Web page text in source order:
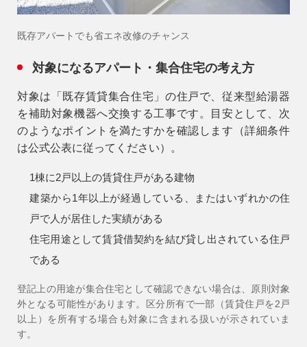
既存アパートでも省エネ改修のチャンス
対象になるアパート・集合住宅の考え方
対象は「既存賃貸集合住宅」の住戸で、従来型給湯器
を補助対象機器へ交換する工事です。目安として、次
のようなポイントを満たすかを確認します（詳細条件
は公式公表に従ってください）。
1棟に2戸以上の賃貸住戸がある建物
建築から1年以上が経過している、またはいずれかの住
戸で人が居住した実績がある
住宅用途として賃貸借契約を結び貸し出されている住戸
である
登記上の用途が集合住宅として確認できない場合は、原則対象
外となる可能性があります。区分所有で一部（賃貸住戸を2戸
以上）を所有する場合も対象に含まれる扱いが示されていま
す。